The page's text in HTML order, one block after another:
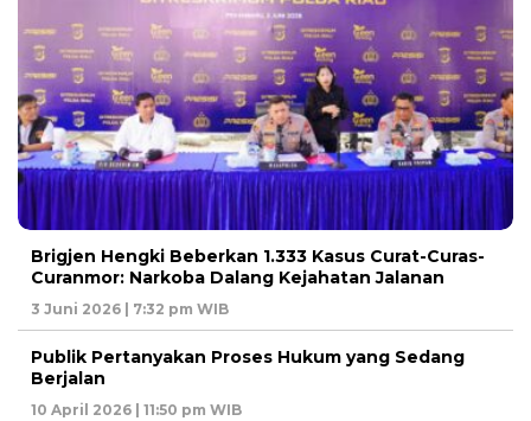
Brigjen Hengki Beberkan 1.333 Kasus Curat-Curas-
Curanmor: Narkoba Dalang Kejahatan Jalanan
3 Juni 2026 | 7:32 pm WIB
Publik Pertanyakan Proses Hukum yang Sedang
Berjalan
10 April 2026 | 11:50 pm WIB